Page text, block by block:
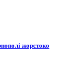
жорстоко